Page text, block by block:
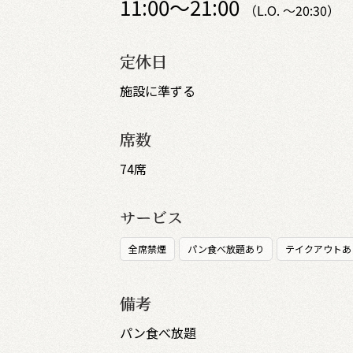
11:00～21:00 （L.O. ～20:30）
定休日
施設に準ずる
席数
74席
サービス
全席禁煙 パン食べ放題あり テイクアウト
備考
パン食べ放題